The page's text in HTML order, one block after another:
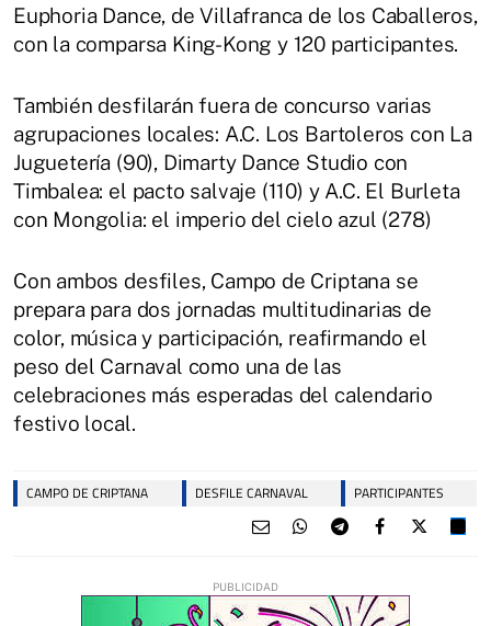
Euphoria Dance, de Villafranca de los Caballeros,
con la comparsa King-Kong y 120 participantes.
También desfilarán fuera de concurso varias
agrupaciones locales: A.C. Los Bartoleros con La
Juguetería (90), Dimarty Dance Studio con
Timbalea: el pacto salvaje (110) y A.C. El Burleta
con Mongolia: el imperio del cielo azul (278)
Con ambos desfiles, Campo de Criptana se
prepara para dos jornadas multitudinarias de
color, música y participación, reafirmando el
peso del Carnaval como una de las
celebraciones más esperadas del calendario
festivo local.
CAMPO DE CRIPTANA DESFILE CARNAVAL PARTICIPANTES